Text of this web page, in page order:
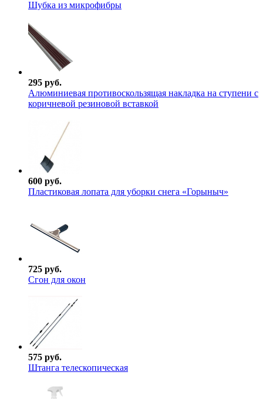
Шубка из микрофибры
295 руб.
Алюминиевая противоскользящая накладка на ступени с
коричневой резиновой вставкой
600 руб.
Пластиковая лопата для уборки снега «Горыныч»
725 руб.
Сгон для окон
575 руб.
Штанга телескопическая